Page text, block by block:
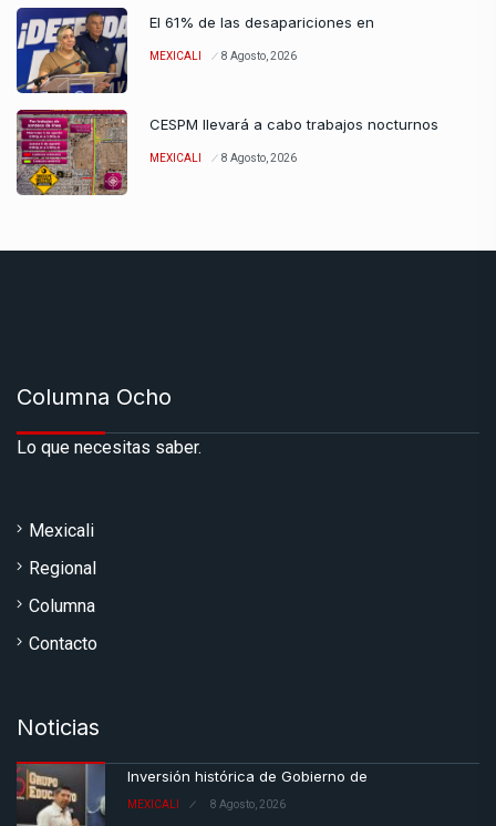
El 61% de las desapariciones en
MEXICALI 8 Agosto, 2026
CESPM llevará a cabo trabajos nocturnos
MEXICALI 8 Agosto, 2026
Columna Ocho
Lo que necesitas saber.
Mexicali
Regional
Columna
Contacto
Noticias
Inversión histórica de Gobierno de
MEXICALI 8 Agosto, 2026